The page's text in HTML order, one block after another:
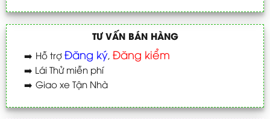
TƯ VẤN BÁN HÀNG
➡️ Hỗ trợ Đăng ký, Đăng kiểm
➡️ Lái Thử miễn phí
➡️ Giao xe Tận Nhà